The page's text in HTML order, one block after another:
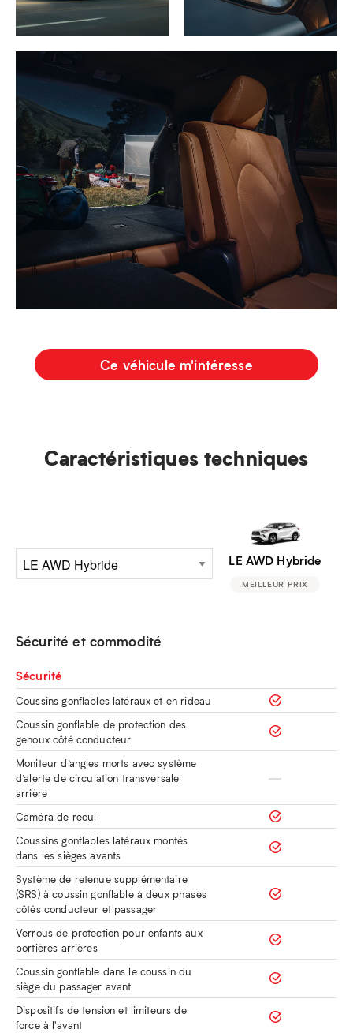
Ce véhicule m'intéresse
Caractéristiques techniques
LE AWD Hybride
MEILLEUR PRIX
Sécurité et commodité
Sécurité
Coussins gonflables latéraux et en rideau
Coussin gonflable de protection des
genoux côté conducteur
Moniteur d’angles morts avec système
d’alerte de circulation transversale
arrière
Caméra de recul
Coussins gonflables latéraux montés
dans les sièges avants
Système de retenue supplémentaire
(SRS) à coussin gonflable à deux phases
côtés conducteur et passager
Verrous de protection pour enfants aux
portières arrières
Coussin gonflable dans le coussin du
siège du passager avant
Dispositifs de tension et limiteurs de
force à l'avant